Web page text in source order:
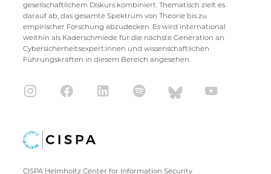
gesellschaftlichem Diskurs kombiniert. Thematisch zielt es
darauf ab, das gesamte Spektrum von Theorie bis zu
empirischer Forschung abzudecken. Es wird international
weithin als Kaderschmiede für die nächste Generation an
Cybersicherheitsexpert:innen und wissenschaftlichen
Führungskräften in diesem Bereich angesehen.
CISPA Helmholtz Center for Information Security